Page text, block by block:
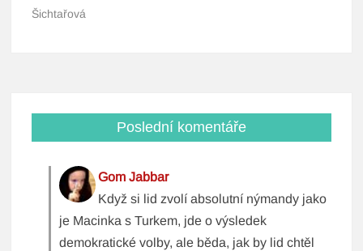
Šichtařová
Poslední komentáře
Gom Jabbar
Když si lid zvolí absolutní nýmandy jako
je Macinka s Turkem, jde o výsledek
demokratické volby, ale běda, jak by lid chtěl